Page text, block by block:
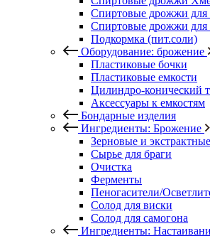
Спиртовые дрожжи для
Спиртовые дрожжи для
Подкормка (пит.соли)
Оборудование: брожение
Пластиковые бочки
Пластиковые емкости
Цилиндро-конический
Аксессуары к емкостям
Бондарные изделия
Ингредиенты: Брожение
Зерновые и
Сырье для браги
Очистка
Ферменты
Пеногасители/
Солод для виски
Солод для самогона
Ингредиенты: